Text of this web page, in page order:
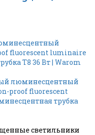
светильники